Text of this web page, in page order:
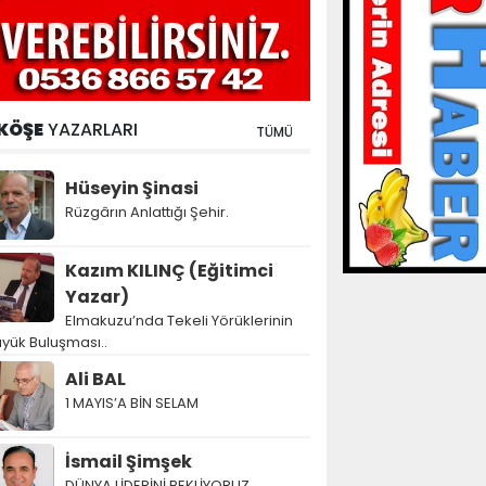
YAZARLARI TÜMÜ
Hüseyin Şinasi
Rüzgârın Anlattığı Şehir.
Kazım KILINÇ (Eğitimci
Yazar)
Elmakuzu’nda Tekeli Yörüklerinin
Buluşması..
Ali BAL
1 MAYIS’A BİN SELAM
İsmail Şimşek